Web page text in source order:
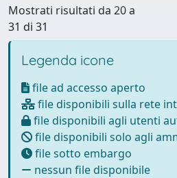
Mostrati risultati da 20 a
31 di 31
Legenda icone
file ad accesso aperto
file disponibili sulla rete
file disponibili agli utenti
file disponibili solo agli
file sotto embargo
nessun file disponibile